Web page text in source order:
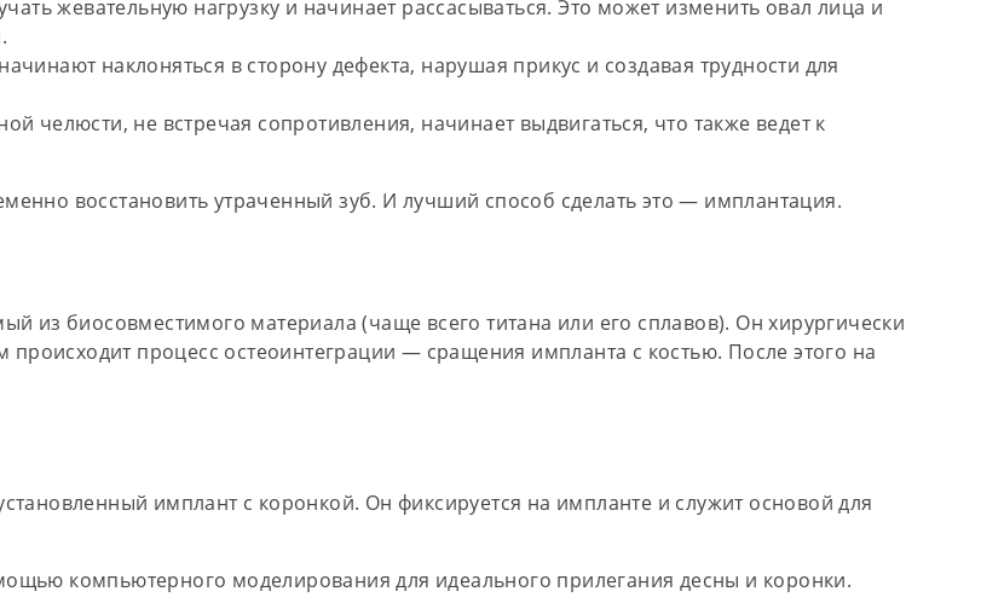
жевательную нагрузку и начинает рассасываться. Это может изменить овал лица и
наклоняться в сторону дефекта, нарушая прикус и создавая трудности для
челюсти, не встречая сопротивления, начинает выдвигаться, что также ведет к
восстановить утраченный зуб. И лучший способ сделать это — имплантация.
из биосовместимого материала (чаще всего титана или его сплавов). Он хирургически
происходит процесс остеоинтеграции — сращения импланта с костью. После этого на
имплант с коронкой. Он фиксируется на импланте и служит основой для
компьютерного моделирования для идеального прилегания десны и коронки.